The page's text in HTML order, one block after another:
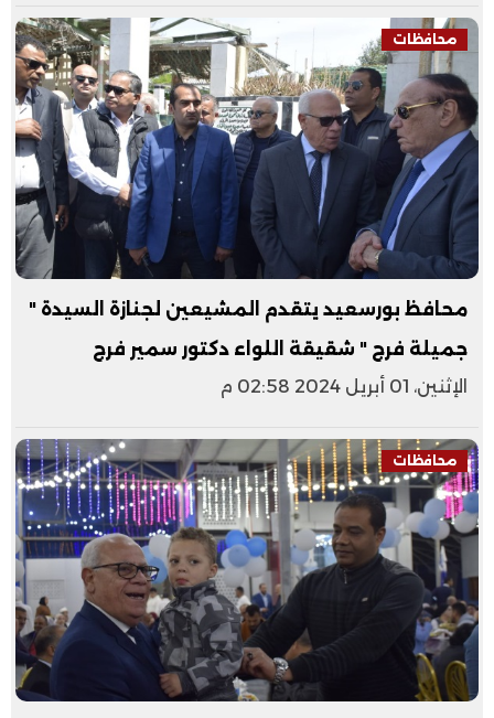
محافظات
محافظ بورسعيد يتقدم المشيعين لجنازة السيدة "
جميلة فرج " شقيقة اللواء دكتور سمير فرج
الإثنين، 01 أبريل 2024 02:58 م
محافظات